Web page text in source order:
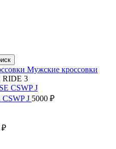
Мужские кроссовки
RIDE 3
J 5000 ₽
₽